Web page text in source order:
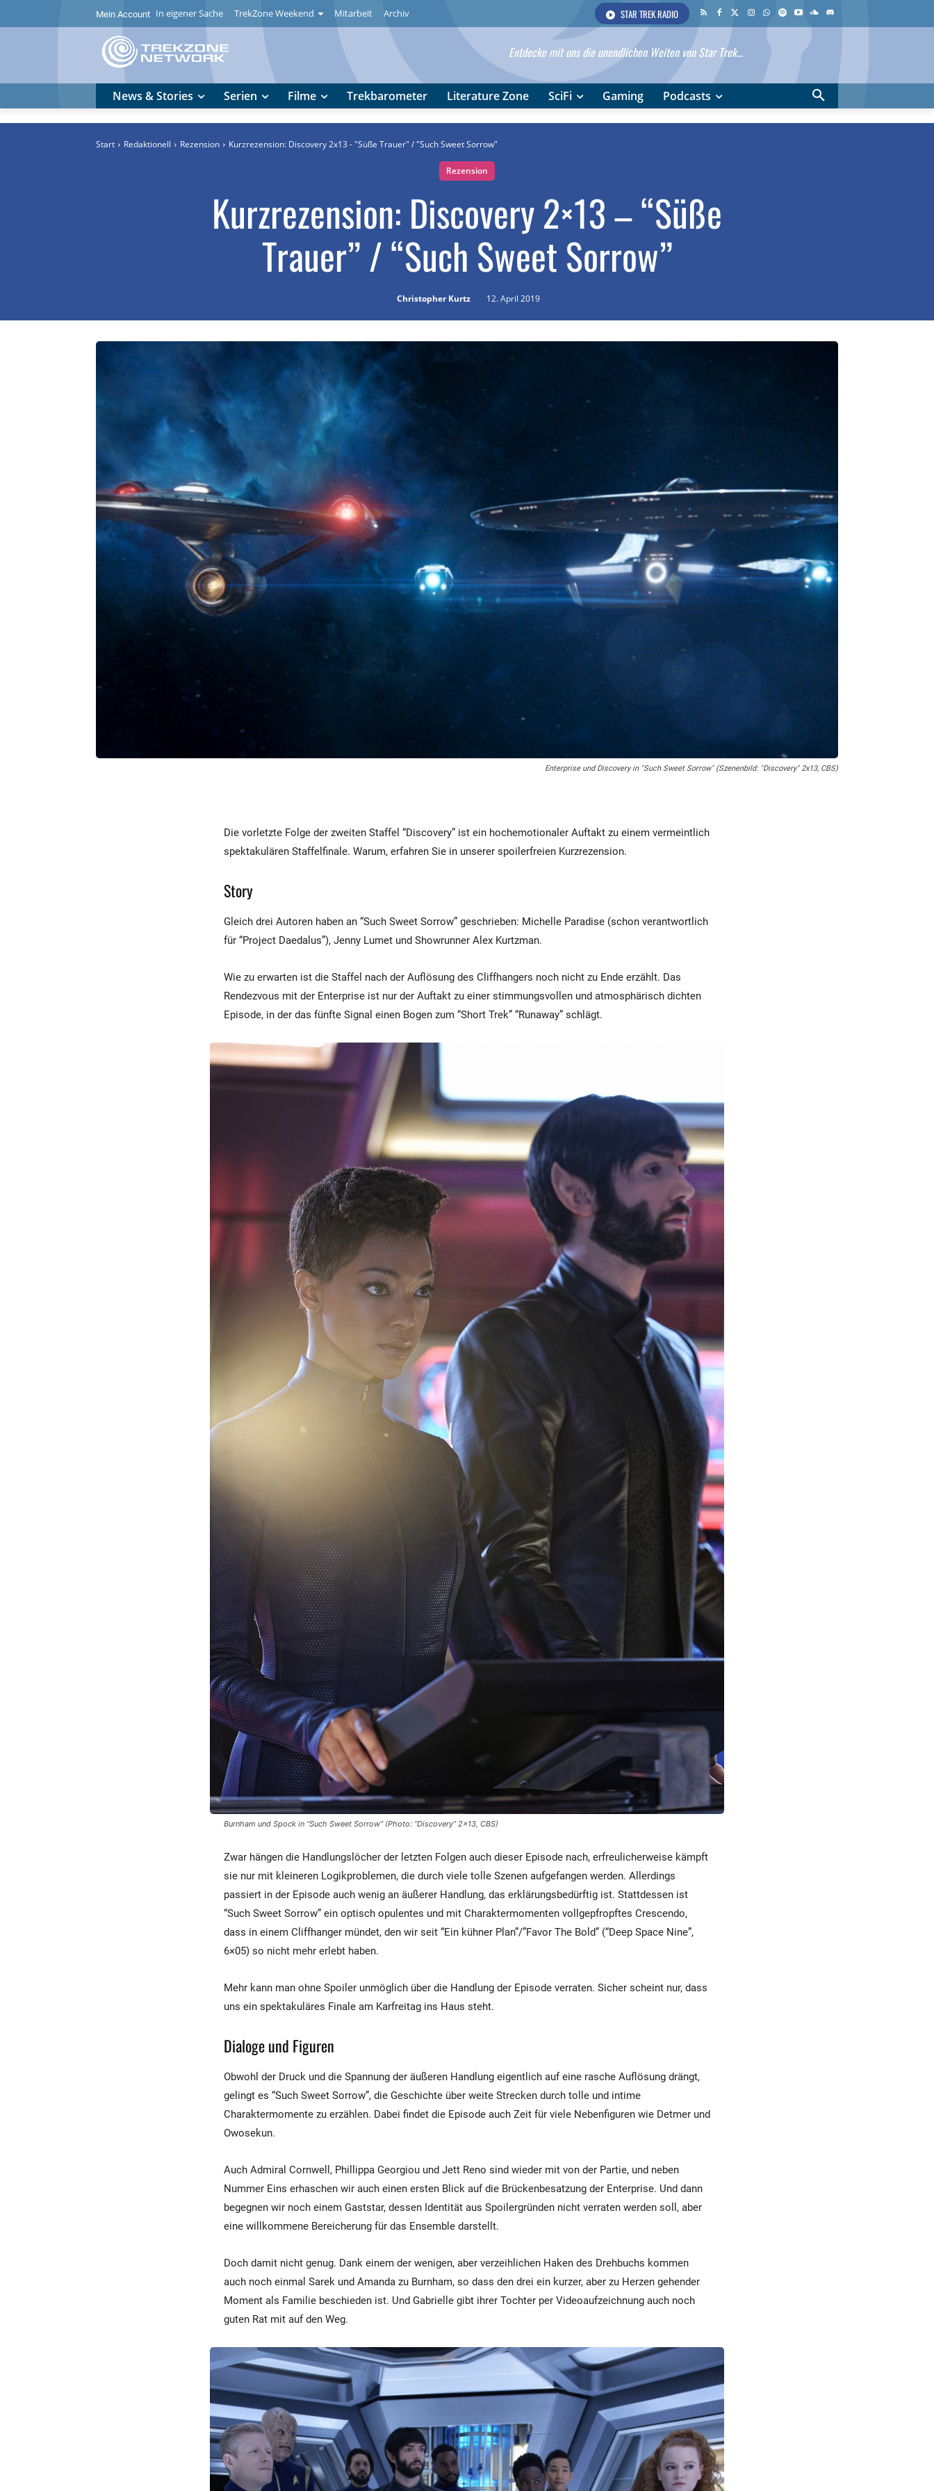
Mein Account In eigener Sache TrekZone Weekend Mitarbeit Archiv STAR TREK RADIO
Entdecke mit uns die unendlichen Weiten von Star Trek...
News & Stories Serien Filme Trekbarometer Literature Zone SciFi Gaming Podcasts
Start Redaktionell Rezension Kurzrezension: Discovery 2x13 - "Süße Trauer" / "Such Sweet Sorrow"
Rezension
Kurzrezension: Discovery 2×13 – “Süße
Trauer” / “Such Sweet Sorrow”
Christopher Kurtz 12. April 2019
Enterprise und Discovery in "Such Sweet Sorrow" (Szenenbild: "Discovery" 2x13, CBS)
Die vorletzte Folge der zweiten Staffel “Discovery” ist ein hochemotionaler Auftakt zu einem vermeintlich
spektakulären Staffelfinale. Warum, erfahren Sie in unserer spoilerfreien Kurzrezension.
Story
Gleich drei Autoren haben an “Such Sweet Sorrow” geschrieben: Michelle Paradise (schon verantwortlich
für “Project Daedalus”), Jenny Lumet und Showrunner Alex Kurtzman.
Wie zu erwarten ist die Staffel nach der Auflösung des Cliffhangers noch nicht zu Ende erzählt. Das
Rendezvous mit der Enterprise ist nur der Auftakt zu einer stimmungsvollen und atmosphärisch dichten
Episode, in der das fünfte Signal einen Bogen zum “Short Trek” “Runaway” schlägt.
Burnham und Spock in “Such Sweet Sorrow” (Photo: “Discovery” 2×13, CBS)
Zwar hängen die Handlungslöcher der letzten Folgen auch dieser Episode nach, erfreulicherweise kämpft
sie nur mit kleineren Logikproblemen, die durch viele tolle Szenen aufgefangen werden. Allerdings
passiert in der Episode auch wenig an äußerer Handlung, das erklärungsbedürftig ist. Stattdessen ist
“Such Sweet Sorrow” ein optisch opulentes und mit Charaktermomenten vollgepfropftes Crescendo,
dass in einem Cliffhanger mündet, den wir seit “Ein kühner Plan”/”Favor The Bold” (“Deep Space Nine”,
6×05) so nicht mehr erlebt haben.
Mehr kann man ohne Spoiler unmöglich über die Handlung der Episode verraten. Sicher scheint nur, dass
uns ein spektakuläres Finale am Karfreitag ins Haus steht.
Dialoge und Figuren
Obwohl der Druck und die Spannung der äußeren Handlung eigentlich auf eine rasche Auflösung drängt,
gelingt es “Such Sweet Sorrow”, die Geschichte über weite Strecken durch tolle und intime
Charaktermomente zu erzählen. Dabei findet die Episode auch Zeit für viele Nebenfiguren wie Detmer und
Owosekun.
Auch Admiral Cornwell, Phillippa Georgiou und Jett Reno sind wieder mit von der Partie, und neben
Nummer Eins erhaschen wir auch einen ersten Blick auf die Brückenbesatzung der Enterprise. Und dann
begegnen wir noch einem Gaststar, dessen Identität aus Spoilergründen nicht verraten werden soll, aber
eine willkommene Bereicherung für das Ensemble darstellt.
Doch damit nicht genug. Dank einem der wenigen, aber verzeihlichen Haken des Drehbuchs kommen
auch noch einmal Sarek und Amanda zu Burnham, so dass den drei ein kurzer, aber zu Herzen gehender
Moment als Familie beschieden ist. Und Gabrielle gibt ihrer Tochter per Videoaufzeichnung auch noch
guten Rat mit auf den Weg.